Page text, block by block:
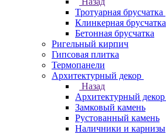
Тротуарная брусчатка
Клинкерная брусчатка
Бетонная брусчатка
Ригельный кирпич
Гипсовая плитка
Термопанели
Архитектурный декор
Назад
Архитектурный декор
Замковый камень
Рустованный камень
Наличники и карнизы